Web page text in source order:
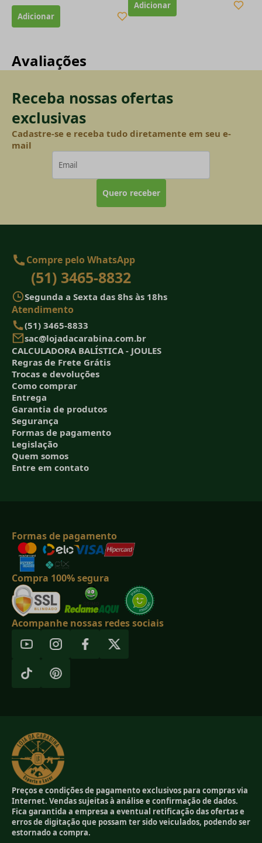
Avaliações
Receba nossas ofertas
exclusivas
Cadastre-se e receba tudo diretamente em seu e-
mail
Quero receber
Compre pelo WhatsApp
(51) 3465-8832
Segunda a Sexta das 8hs às 18hs
Atendimento
(51) 3465-8833
sac@lojadacarabina.com.br
CALCULADORA BALÍSTICA - JOULES
Regras de Frete Grátis
Trocas e devoluções
Como comprar
Entrega
Garantia de produtos
Segurança
Formas de pagamento
Legislação
Quem somos
Entre em contato
Formas de pagamento
Compra 100% segura
Acompanhe nossas redes sociais
Preços e condições de pagamento exclusivos para compras via
Internet. Vendas sujeitas à análise e confirmação de dados.
Fica garantida a empresa a eventual retificação das ofertas e
erros de digitação que possam ter sido veiculados, podendo ser
estornado a compra.